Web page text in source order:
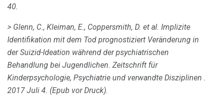
40.
> Glenn, C., Kleiman, E., Coppersmith, D. et al. Implizite
Identifikation mit dem Tod prognostiziert Veränderung in
der Suizid-Ideation während der psychiatrischen
Behandlung bei Jugendlichen. Zeitschrift für
Kinderpsychologie, Psychiatrie und verwandte Disziplinen .
2017 Juli 4. (Epub vor Druck).